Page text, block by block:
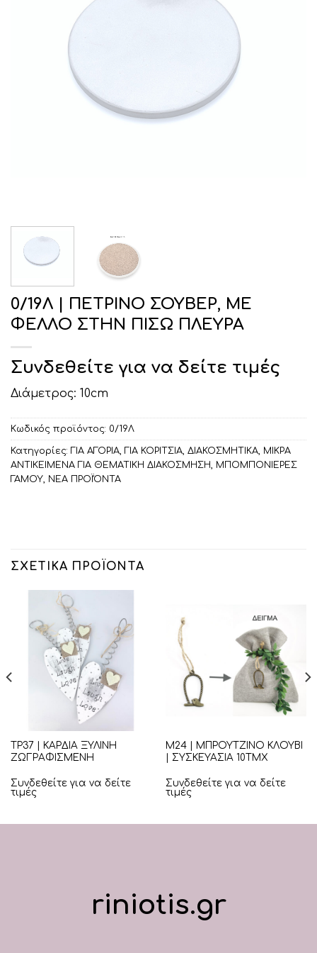
0/19Λ | ΠΕΤΡΙΝΟ ΣΟΥΒΕΡ, ΜΕ
ΦΕΛΛΟ ΣΤΗΝ ΠΙΣΩ ΠΛΕΥΡΑ
Συνδεθείτε για να δείτε τιμές
Διάμετρος: 10cm
Κωδικός προϊόντος: 0/19Λ
Κατηγορίες: ΓΙΑ ΑΓΟΡΙΑ ΓΙΑ ΚΟΡΙΤΣΙΑ ΔΙΑΚΟΣΜΗΤΙΚA ΜΙΚΡΑ
ΑΝΤΙΚΕΙΜΕΝΑ ΓΙΑ ΘΕΜΑΤΙΚΗ ΔΙΑΚΟΣΜΗΣΗ
ΜΠΟΜΠΟΝΙΕΡΕΣ
ΓΑΜΟΥ ΝΕΑ ΠΡΟΪΌΝΤΑ
ΣΧΕΤΙΚΆ ΠΡΟΪΌΝΤΑ
ΤΡ37 | ΚΑΡΔΙΑ ΞΥΛΙΝΗ
ΖΩΓΡΑΦΙΣΜΕΝΗ
Συνδεθείτε για να δείτε
τιμές
Μ24 | ΜΠΡΟΥΤΖΙΝΟ ΚΛΟΥΒΙ
| ΣΥΣΚΕΥΑΣΙΑ 10ΤΜΧ
Συνδεθείτε για να δείτε
τιμές
riniotis.gr